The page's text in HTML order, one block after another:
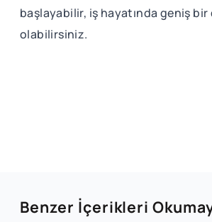
başlayabilir, iş hayatında geniş bir
olabilirsiniz.
Benzer İçerikleri